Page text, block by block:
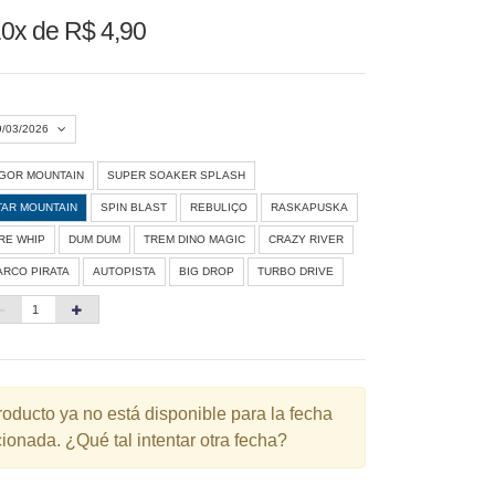
de R$ 4,90
03/2026
Agosto 2026 »
S Q Q S S
1
24 27 28 29
31
MOUNTAIN SUPER SOAKER SPLASH
MOUNTAIN SPIN BLAST REBULIÇO RASKAPUSKA
WHIP DUM DUM TREM DINO MAGIC CRAZY RIVER
PIRATA AUTOPISTA BIG DROP TURBO DRIVE
ya no está disponible para la fecha
¿Qué tal intentar otra fecha?